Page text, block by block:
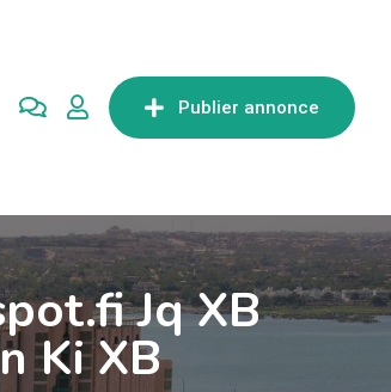
Publier annonce
Jq XB
Ki XB